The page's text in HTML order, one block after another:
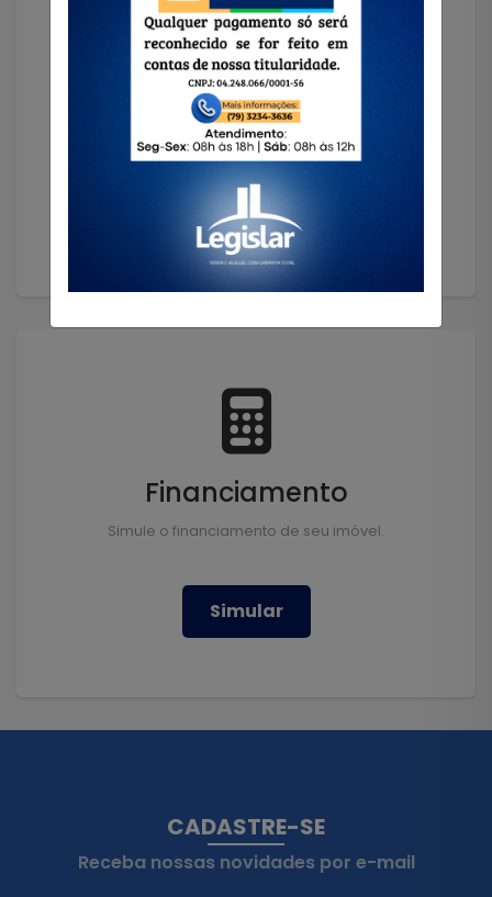
Solicitar Imóvel
Encontramos o imóvel que você precisa!
Solicitar
Financiamento
Simule o financiamento de seu imóvel.
Simular
CADASTRE-SE
Receba nossas novidades por e-mail